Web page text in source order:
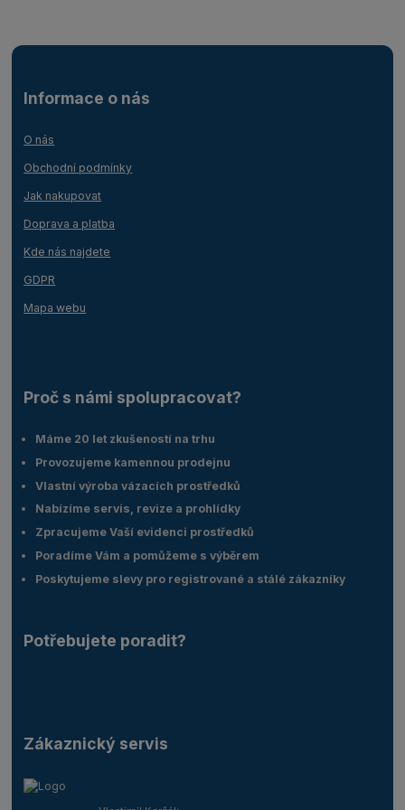
Informace o nás
O nás
Obchodní podmínky
Jak nakupovat
Doprava a platba
Kde nás najdete
GDPR
Mapa webu
Proč s námi spolupracovat?
Máme 20 let zkušeností na trhu
Provozujeme kamennou prodejnu
Vlastní výroba vázacích prostředků
Nabízíme servis, revize a prohlídky
Zpracujeme Vaší evidenci prostředků
Poradíme Vám a pomůžeme s výběrem
Poskytujeme slevy pro registrované a stálé zákazníky
Potřebujete poradit?
Zákaznický servis